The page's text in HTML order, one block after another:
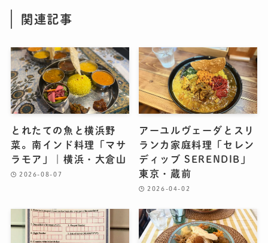
関連記事
とれたての魚と横浜野
菜。南インド料理「マサ
ラモア」｜横浜・大倉山
2026-08-07
アーユルヴェーダとスリ
ランカ家庭料理「セレン
ディッブ SERENDIB」
東京・蔵前
2026-04-02